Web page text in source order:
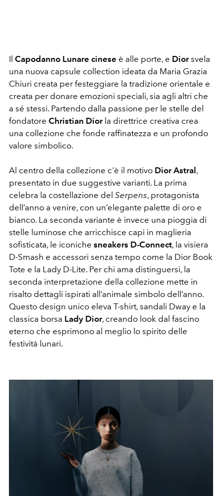
Il Capodanno Lunare cinese è alle porte, e Diorsvela
una nuova capsule collection ideata da Maria Grazia
Chiuri creata per festeggiare la tradizione orientale e
creata per donare emozioni speciali, sia agli altri che
a sé stessi. Partendo dalla passione per le stelle del
fondatore Christian Dior la direttrice creativa crea
una collezione che fonde raffinatezza e un profondo
valore simbolico.
Al centro della collezione c'è il motivo Dior Astral ,
presentato in due suggestive varianti. La prima
celebra la costellazione del Serpens, protagonista
dell’anno a venire, con un’elegante palette di oro e
bianco. La seconda variante è invece una pioggia di
stelle luminose che arricchisce capi in maglieria
sofisticata, le iconiche sneakers D-Connect, la visiera
D-Smash e accessori senza tempo come la Dior Book
Tote e la Lady D-Lite. Per chi ama distinguersi, la
seconda interpretazione della collezione mette in
risalto dettagli ispirati all’animale simbolo dell’anno.
Questo design unico eleva T-shirt, sandali Dway e la
classica borsa Lady Dior, creando look dal fascino
eterno che esprimono al meglio lo spirito delle
festività lunari.